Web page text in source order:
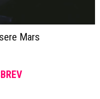
Mars